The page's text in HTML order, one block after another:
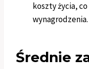
koszty życia,
wynagrodzenia.
Średnie